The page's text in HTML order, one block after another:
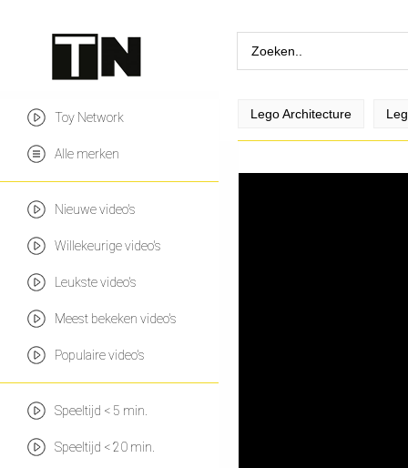
Toy Network
Alle merken
Nieuwe video's
Willekeurige video's
Leukste video's
Meest bekeken video's
Populaire video's
Speeltijd < 5 min.
Speeltijd < 20 min.
Lego Architecture